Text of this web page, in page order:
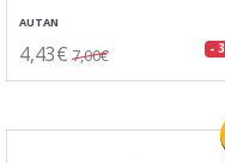
AUTAN
4,43€ 7,00€ -